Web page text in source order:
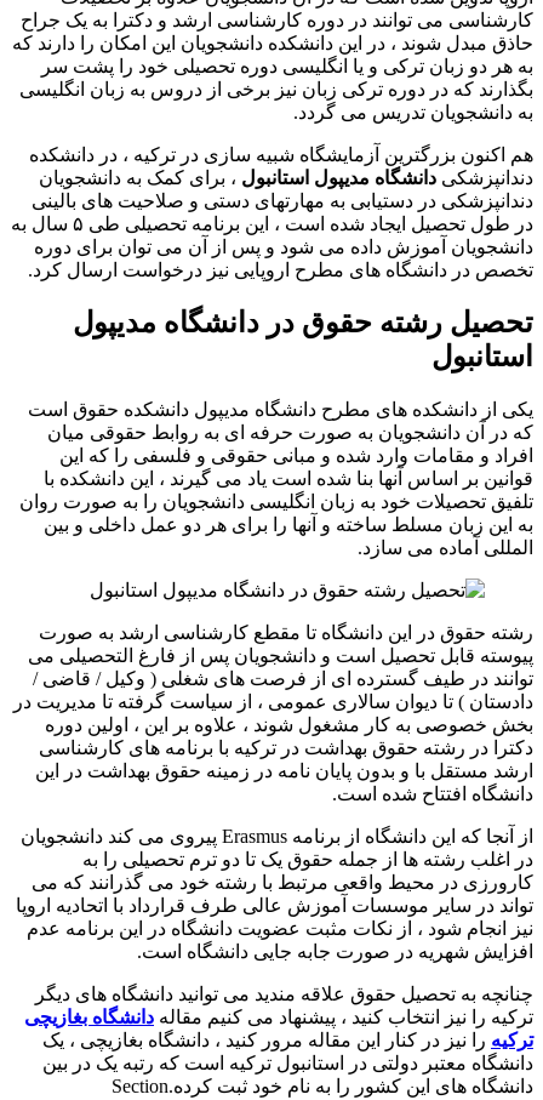
کارشناسی می توانند در دوره کارشناسی ارشد و دکترا به یک جراح
حاذق مبدل شوند ، در این دانشکده دانشجویان این امکان را دارند که
به هر دو زبان ترکی و یا انگلیسی دوره تحصیلی خود را پشت سر
بگذارند که در دوره ترکی زبان نیز برخی از دروس به زبان انگلیسی
به دانشجویان تدریس می گردد.
هم اکنون بزرگترین آزمایشگاه شبیه سازی در ترکیه ، در دانشکده
دندانپزشکی دانشگاه مدیپول استانبول ، برای کمک به دانشجویان
دندانپزشکی در دستیابی به مهارتهای دستی و صلاحیت های بالینی
در طول تحصیل ایجاد شده است ، این برنامه تحصیلی طی ۵ سال به
دانشجویان آموزش داده می شود و پس از آن می توان برای دوره
تخصص در دانشگاه های مطرح اروپایی نیز درخواست ارسال کرد.
تحصیل رشته حقوق در دانشگاه مدیپول
استانبول
یکی از دانشکده های مطرح دانشگاه مدیپول دانشکده حقوق است
که در آن دانشجویان به صورت حرفه ای به روابط حقوقی میان
افراد و مقامات وارد شده و مبانی حقوقی و فلسفی را که این
قوانین بر اساس آنها بنا شده است یاد می گیرند ، این دانشکده با
تلفیق تحصیلات خود به زبان انگلیسی دانشجویان را به صورت روان
به این زبان مسلط ساخته و آنها را برای هر دو عمل داخلی و بین
المللی آماده می سازد.
رشته حقوق در این دانشگاه تا مقطع کارشناسی ارشد به صورت
پیوسته قابل تحصیل است و دانشجویان پس از فارغ التحصیلی می
توانند در طیف گسترده ای از فرصت های شغلی ( وکیل / قاضی /
دادستان ) تا دیوان سالاری عمومی ، از سیاست گرفته تا مدیریت در
بخش خصوصی به کار مشغول شوند ، علاوه بر این ، اولین دوره
دکترا در رشته حقوق بهداشت در ترکیه با برنامه های کارشناسی
ارشد مستقل با و بدون پایان نامه در زمینه حقوق بهداشت در این
دانشگاه افتتاح شده است.
از آنجا که این دانشگاه از برنامه Erasmus پیروی می کند دانشجویان
در اغلب رشته ها از جمله حقوق یک تا دو ترم تحصیلی را به
کارورزی در محیط واقعی مرتبط با رشته خود می گذرانند که می
تواند در سایر موسسات آموزش عالی طرف قرارداد با اتحادیه اروپا
نیز انجام شود ، از نکات مثبت عضویت دانشگاه در این برنامه عدم
افزایش شهریه در صورت جابه جایی دانشگاه است.
چنانچه به تحصیل حقوق علاقه مندید می توانید دانشگاه های دیگر
ترکیه را نیز انتخاب کنید ، پیشنهاد می کنیم مقاله دانشگاه بغازیچی
ترکیه را نیز در کنار این مقاله مرور کنید ، دانشگاه بغازیچی ، یک
دانشگاه معتبر دولتی در استانبول ترکیه است که رتبه یک در بین
دانشگاه های این کشور را به نام خود ثبت کرده.Section